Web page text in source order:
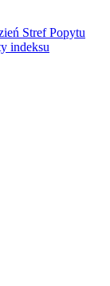
Stref Popytu
indeksu